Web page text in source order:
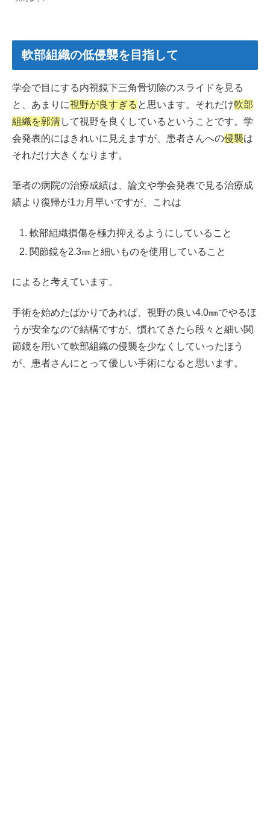
軟部組織の低侵襲を目指して
学会で目にする内視鏡下三角骨切除のスライドを見る
と、あまりに視野が良すぎる と思います。それだけ軟部
組織を郭清して視野を良くしているということです。学
会発表的にはきれいに見えますが、患者さんへの侵襲は
それだけ大きくなります。
筆者の病院の治療成績は、論文や学会発表で見る治療成
績より復帰が1カ月早いですが、これは
軟部組織損傷を極力抑えるようにしていること
関節鏡を2.3㎜と細いものを使用していること
によると考えています。
手術を始めたばかりであれば、視野の良い4.0㎜でやるほ
うが安全なので結構ですが、慣れてきたら段々と細い関
節鏡を用いて軟部組織の侵襲を少なくしていったほう
が、患者さんにとって優しい手術になると思います。